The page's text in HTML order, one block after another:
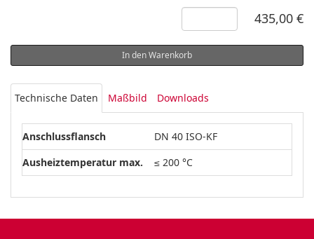
435,00 €
In den Warenkorb
Technische Daten Maßbild Downloads
Anschlussflansch
DN 40 ISO-KF
Ausheiztemperatur max.
≤ 200 °C